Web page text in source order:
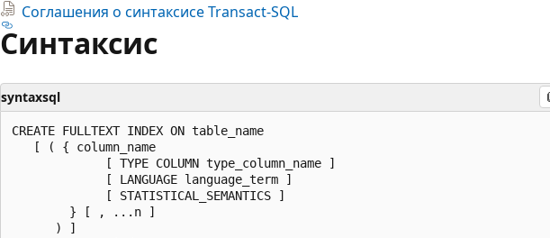
Соглашения о синтаксисе Transact-SQL
Синтаксис
syntaxsql
CREATE FULLTEXT INDEX ON table_name
   [ ( { column_name
             [ TYPE COLUMN type_column_name ]
             [ LANGUAGE language_term ]
             [ STATISTICAL_SEMANTICS ]
        } [ , ...n ]
      ) ]